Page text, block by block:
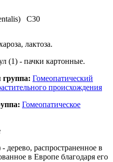
C30
лактоза.
(1) - пачки картонные.
Гомеопатический
происхождения
Гомеопатическое
дерево, распространенное в
в Европе благодаря его